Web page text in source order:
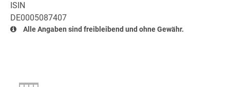
ISIN
DE0005087407
Alle Angaben sind freibleibend und ohne Gewähr.